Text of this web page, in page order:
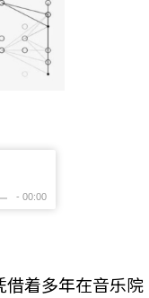
借着多年在音乐院